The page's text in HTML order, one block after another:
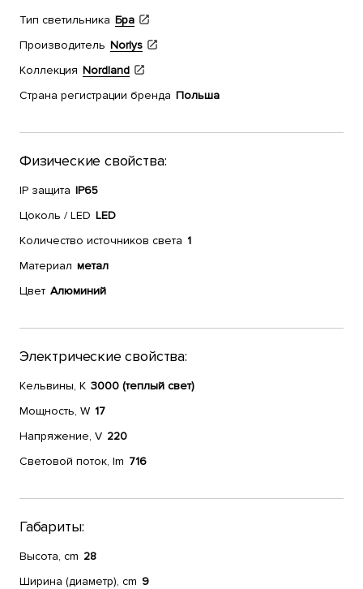
Тип светильника Бра
Производитель Norlys
Коллекция Nordland
Страна регистрации бренда Польша
Физические свойства:
IP защита IP65
Цоколь / LED LED
Количество источников света 1
Материал метал
Цвет Алюминий
Электрические свойства:
Кельвины, К 3000 (теплый свет)
Мощность, W 17
Напряжение, V 220
Световой поток, lm 716
Габариты:
Высота, cm 28
Ширина (диаметр), cm 9